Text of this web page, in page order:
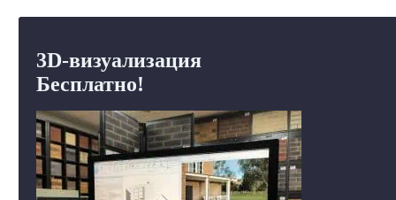
3D-визуализация
Бесплатно!